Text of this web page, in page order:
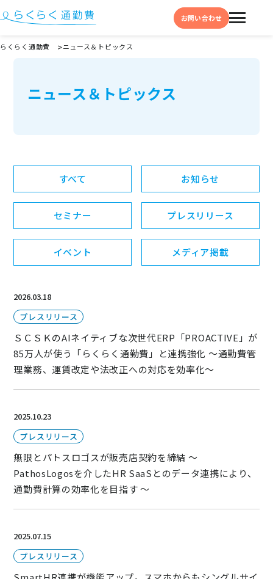
お問い合わせ
選ばれる理由
イベント・セミナー
よくある質問
お役立ち情報
お役立ちコラム
お役立ち資料
通勤費システム適合診断
導入効果シミュレーション
らくらく通勤費 ニュース＆トピックス
ニュース＆トピックス
すべて お知らせ
セミナー プレスリリース
イベント メディア掲載
2026.03.18
プレスリリース
ＳＣＳＫのAIネイティブな次世代ERP「PROACTIVE」が
85万人が使う「らくらく通勤費」と連携強化 ～通勤費管
理業務、運賃改定や法改正への対応を効率化～
2025.10.23
プレスリリース
無限とパトスロゴスが販売店契約を締結 ～
PathosLogosを介したHR SaaSとのデータ連携により、
通勤費計算の効率化を目指す ～
2025.07.15
プレスリリース